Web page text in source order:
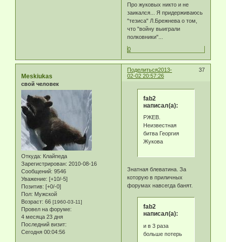
Про жуковых никто и не
заикался... Я придерживаюсь
"тезиса" Л.Брежнева о том,
что "войну выиграли
полковники"...
0
Поделиться 37
2013-
02-02 20:57:26
Meskiukas
свой человек
Откуда: Клайпеда
Зарегистрирован: 2010-08-16
Сообщений: 9546
Уважение: [+10/-5]
Позитив: [+0/-0]
Пол: Мужской
Возраст: 66 [1960-03-11]
Провел на форуме:
4 месяца 23 дня
Последний визит:
Сегодня 00:04:56
fab2
написал(а):
РЖЕВ.
Неизвестная
битва Георгия
Жукова
Знатная блеватина. За
которую в приличных
форумах навсегда банят.
fab2
написал(а):
и в 3 раза
больше потерь